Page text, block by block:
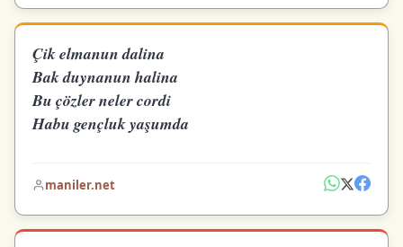
Çik elmanun dalina
Bak duynanun halina
Bu çözler neler cordi
Habu gençluk yaşumda
maniler.net